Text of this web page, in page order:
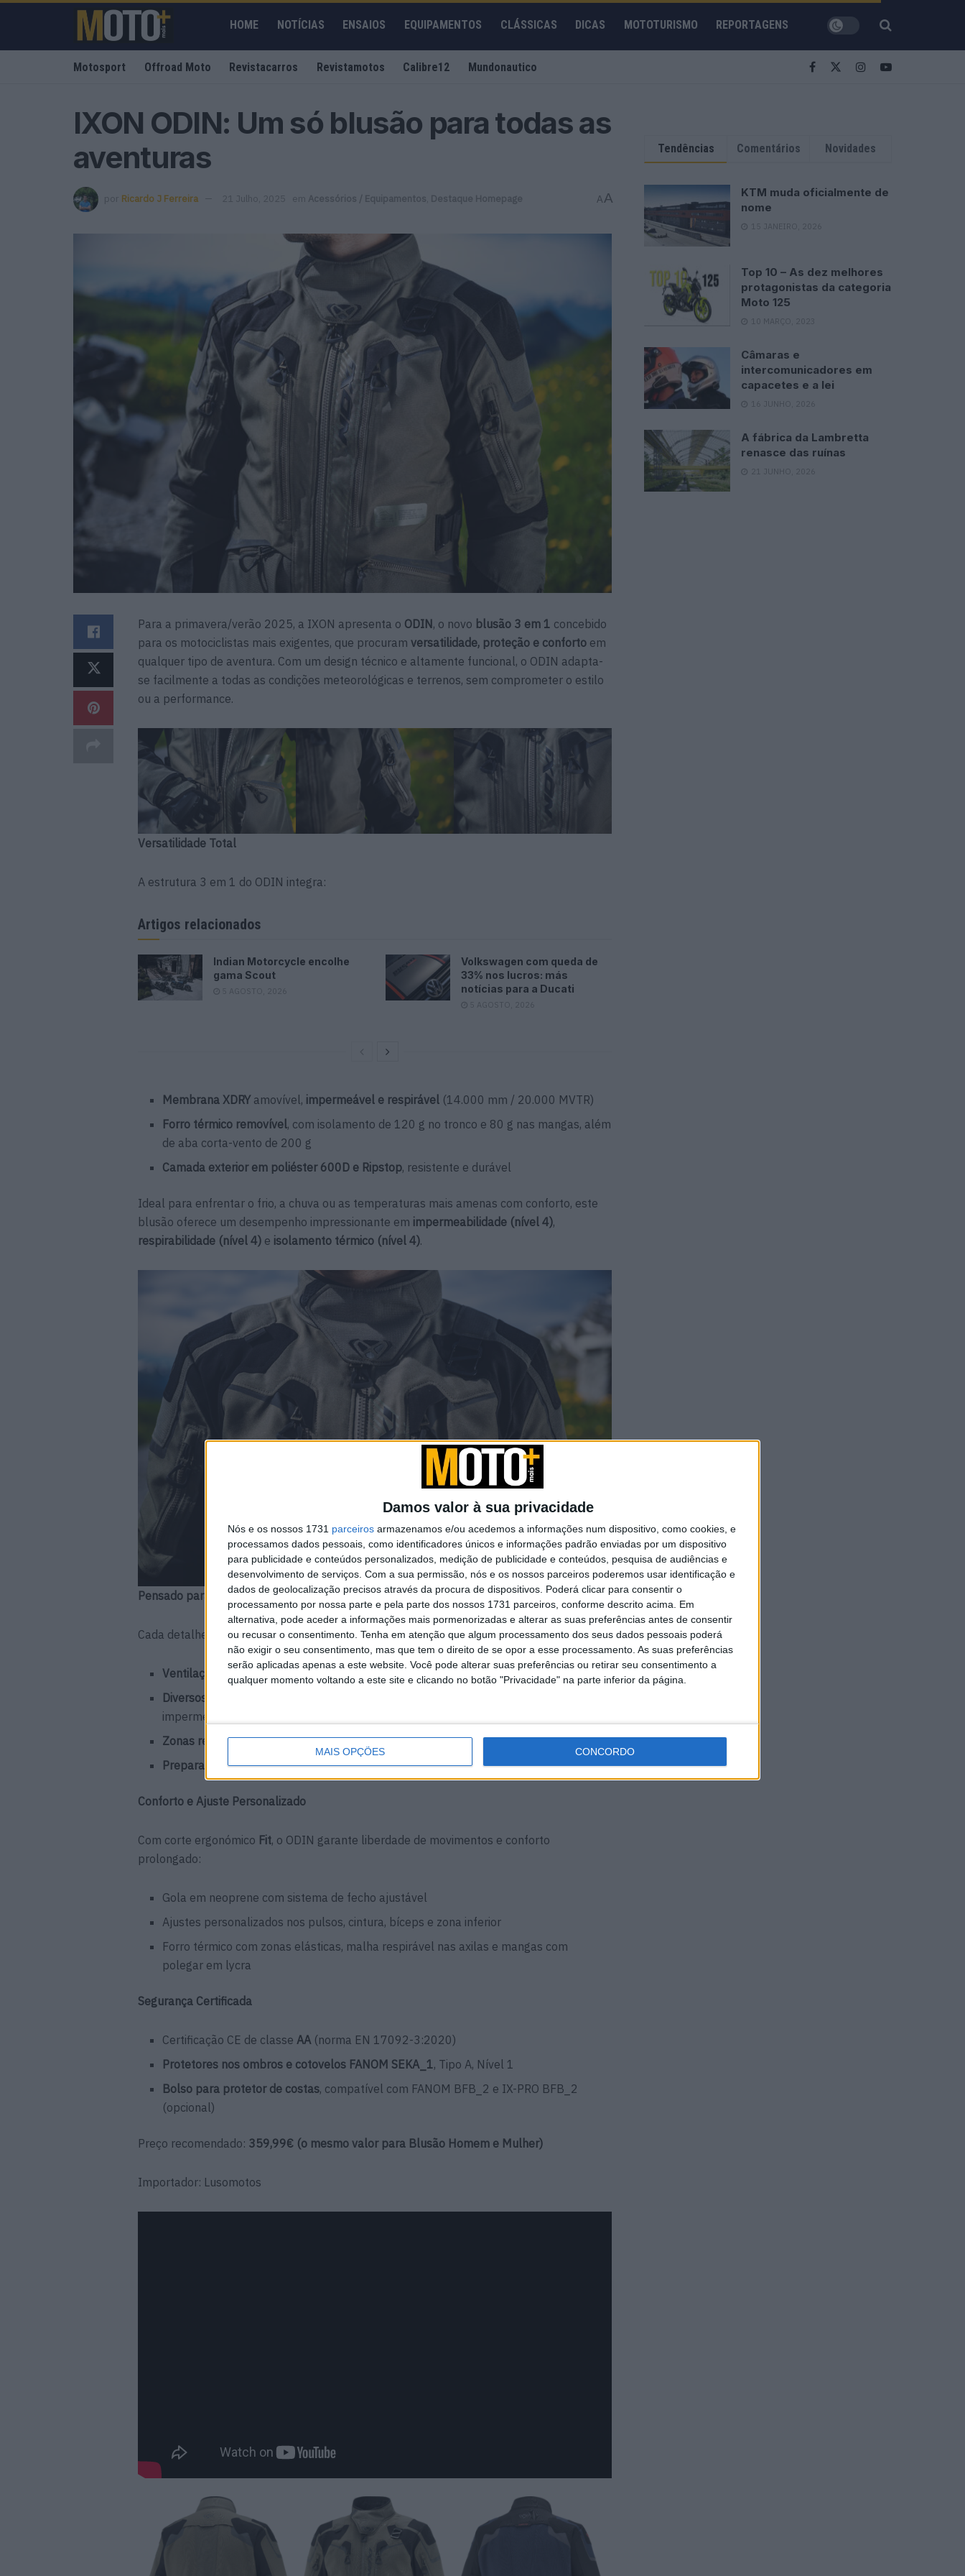
Damos valor à sua privacidade
Nós e os nossos 1731 parceiros armazenamos e/ou acedemos a informações num dispositivo, como cookies, e
processamos dados pessoais, como identificadores únicos e informações padrão enviadas por um dispositivo
para publicidade e conteúdos personalizados, medição de publicidade e conteúdos, pesquisa de audiências e
desenvolvimento de serviços. Com a sua permissão, nós e os nossos parceiros poderemos usar identificação e
dados de geolocalização precisos através da procura de dispositivos. Poderá clicar para consentir o
processamento por nossa parte e pela parte dos nossos 1731 parceiros, conforme descrito acima. Em
alternativa, pode aceder a informações mais pormenorizadas e alterar as suas preferências antes de consentir
ou recusar o consentimento. Tenha em atenção que algum processamento dos seus dados pessoais poderá
não exigir o seu consentimento, mas que tem o direito de se opor a esse processamento. As suas preferências
serão aplicadas apenas a este website. Você pode alterar suas preferências ou retirar seu consentimento a
qualquer momento voltando a este site e clicando no botão "Privacidade" na parte inferior da página.
MAIS OPÇÕES CONCORDO
HOME NOTÍCIAS ENSAIOS EQUIPAMENTOS CLÁSSICAS DICAS MOTOTURISMO REPORTAGENS
Motosport Offroad Moto Revistacarros Revistamotos Calibre12 Mundonautico
IXON ODIN: Um só blusão para todas as
aventuras
por Ricardo J Ferreira 21 Julho, 2025 em Acessórios / Equipamentos Destaque Homepage AA
Para a primavera/verão 2025, a IXON apresenta o ODIN, o novo blusão 3 em 1 concebido
para os motociclistas mais exigentes, que procuram versatilidade, proteção e conforto em
qualquer tipo de aventura. Com um design técnico e altamente funcional, o ODIN adapta-
se facilmente a todas as condições meteorológicas e terrenos, sem comprometer o estilo
ou a performance.
Versatilidade Total
A estrutura 3 em 1 do ODIN integra:
Artigos relacionados
Indian Motorcycle encolhe
gama Scout
5 AGOSTO, 2026
Volkswagen com queda de
33% nos lucros: más
notícias para a Ducati
5 AGOSTO, 2026
Membrana XDRY amovível, impermeável e respirável (14.000 mm / 20.000 MVTR)
Forro térmico removível, com isolamento de 120 g no tronco e 80 g nas mangas, além
de aba corta-vento de 200 g
Camada exterior em poliéster 600D e Ripstop, resistente e durável
Ideal para enfrentar o frio, a chuva ou as temperaturas mais amenas com conforto, este
blusão oferece um desempenho impressionante em impermeabilidade (nível 4),
respirabilidade (nível 4) e isolamento térmico (nível 4).
Pensado para a Aventura
Cada detalhe do ODIN foi pensado para facilitar a vida do motociclista aventureiro:
Ventilação diretanos bíceps e peito, comextratores de ar nas costas
Diversos bolsos funcionais
impermeável para carteira e bolso no forro térmico
Zonas refletorasestrategicamente posicionadas para maior visibilidade
Preparado para airbagIX-AIRBAG (U03/U04/U05)
Conforto e Ajuste Personalizado
Com corte ergonómico Fit, o ODIN garante liberdade de movimentos e conforto
prolongado:
Gola em neoprene com sistema de fecho ajustável
Ajustes personalizados nos pulsos, cintura, bíceps e zona inferior
Forro térmico com zonas elásticas, malha respirável nas axilas e mangas com
polegar em lycra
Segurança Certificada
Certificação CE de classe AA (norma EN 17092-3:2020)
Protetores nos ombros e cotovelos FANOM SEKA_1, Tipo A, Nível 1
Bolso para protetor de costas, compatível com FANOM BFB_2 e IX-PRO BFB_2
(opcional)
Preço recomendado: 359,99€ (o mesmo valor para Blusão Homem e Mulher)
Importador: Lusomotos
Tendências Comentários Novidades
KTM muda oficialmente de
nome
15 JANEIRO, 2026
Top 10 – As dez melhores
protagonistas da categoria
Moto 125
10 MARÇO, 2023
Câmaras e
intercomunicadores em
capacetes e a lei
16 JUNHO, 2026
A fábrica da Lambretta
renasce das ruínas
21 JUNHO, 2026